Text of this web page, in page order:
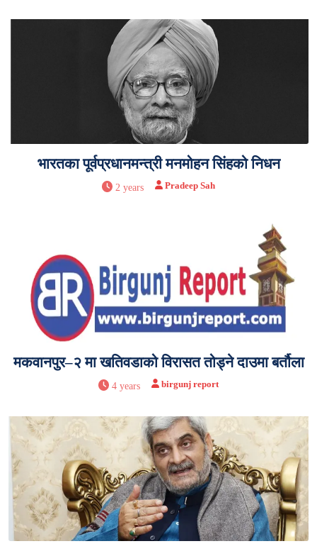
भारतका पूर्वप्रधानमन्त्री मनमोहन सिंहको निधन
2 years Pradeep Sah
मकवानपुर–२ मा खतिवडाको विरासत तोड्ने दाउमा बर्तौला
4 years birgunj report